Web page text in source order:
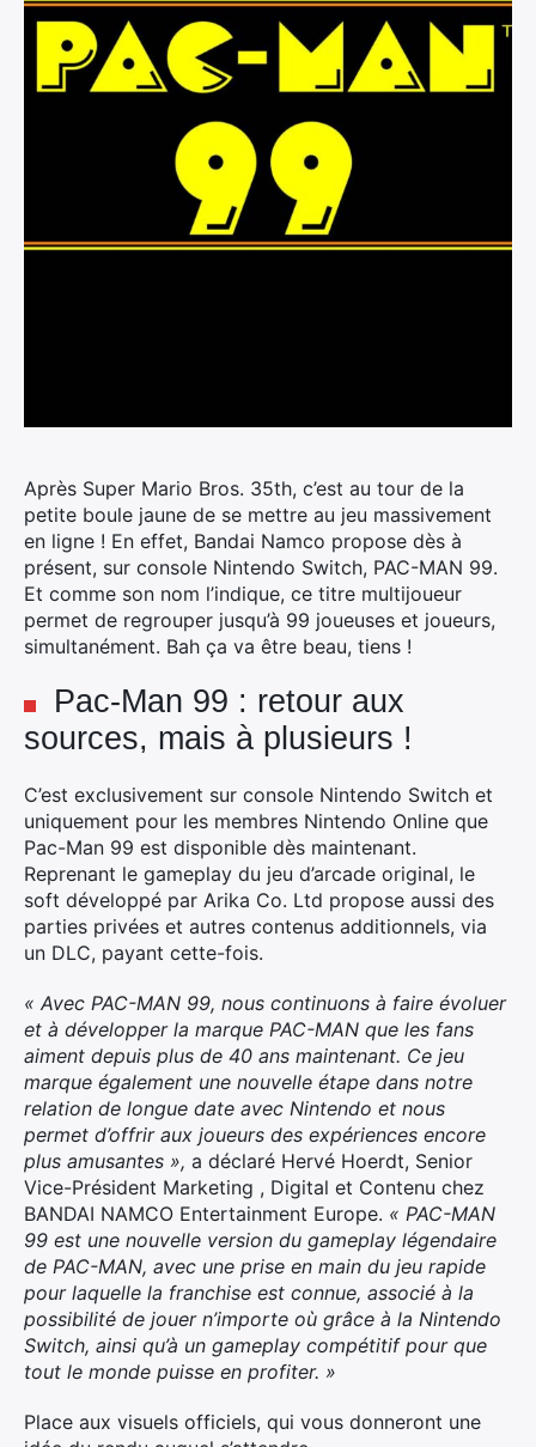
Après Super Mario Bros. 35th, c’est au tour de la
petite boule jaune de se mettre au jeu massivement
en ligne ! En effet, Bandai Namco propose dès à
présent, sur console Nintendo Switch, PAC-MAN 99.
Et comme son nom l’indique, ce titre multijoueur
permet de regrouper jusqu’à 99 joueuses et joueurs,
simultanément. Bah ça va être beau, tiens !
Pac-Man 99 : retour aux
sources, mais à plusieurs !
C’est exclusivement sur console Nintendo Switch et
uniquement pour les membres Nintendo Online que
Pac-Man 99 est disponible dès maintenant.
Reprenant le gameplay du jeu d’arcade original, le
soft développé par Arika Co. Ltd propose aussi des
parties privées et autres contenus additionnels, via
un DLC, payant cette-fois.
« Avec PAC-MAN 99, nous continuons à faire évoluer
et à développer la marque PAC-MAN que les fans
aiment depuis plus de 40 ans maintenant. Ce jeu
marque également une nouvelle étape dans notre
relation de longue date avec Nintendo et nous
permet d’offrir aux joueurs des expériences encore
plus amusantes », a déclaré Hervé Hoerdt, Senior
Vice-Président Marketing , Digital et Contenu chez
BANDAI NAMCO Entertainment Europe. « PAC-MAN
99 est une nouvelle version du gameplay légendaire
de PAC-MAN, avec une prise en main du jeu rapide
pour laquelle la franchise est connue, associé à la
possibilité de jouer n’importe où grâce à la Nintendo
Switch, ainsi qu’à un gameplay compétitif pour que
tout le monde puisse en profiter. »
Place aux visuels officiels, qui vous donneront une